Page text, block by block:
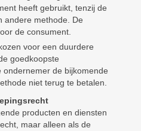
heeft gebruikt, tenzij de
andere methode. De
de consument.
voor een duurdere
goedkoopste
de bijkomende
niet terug te betalen.
producten en diensten
maar alleen als de